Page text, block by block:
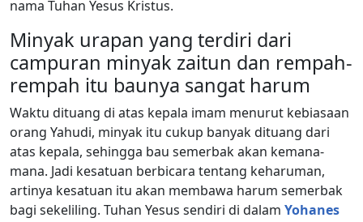
nama Tuhan Yesus Kristus.
Minyak urapan yang terdiri dari
campuran minyak zaitun dan rempah-
rempah itu baunya sangat harum
Waktu dituang di atas kepala imam menurut kebiasaan
orang Yahudi, minyak itu cukup banyak dituang dari
atas kepala, sehingga bau semerbak akan kemana-
mana. Jadi kesatuan berbicara tentang keharuman,
artinya kesatuan itu akan membawa harum semerbak
bagi sekeliling. Tuhan Yesus sendiri di dalam Yohanes